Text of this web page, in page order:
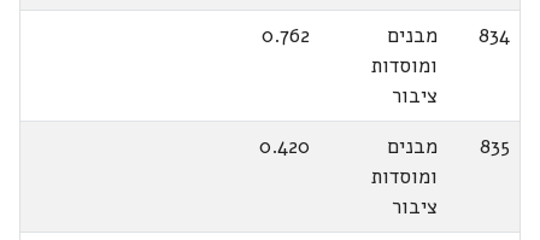
834
מבנים
ומוסדות
ציבור
0.762
835
מבנים
ומוסדות
ציבור
0.420